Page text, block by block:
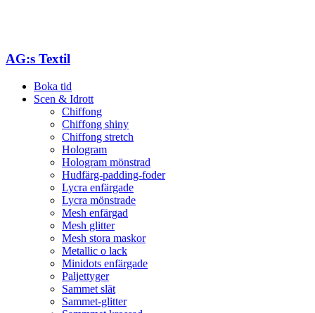
AG:s Textil
Boka tid
Scen & Idrott
Chiffong
Chiffong shiny
Chiffong stretch
Hologram
Hologram mönstrad
Hudfärg-padding-foder
Lycra enfärgade
Lycra mönstrade
Mesh enfärgad
Mesh glitter
Mesh stora maskor
Metallic o lack
Minidots enfärgade
Paljettyger
Sammet slät
Sammet-glitter